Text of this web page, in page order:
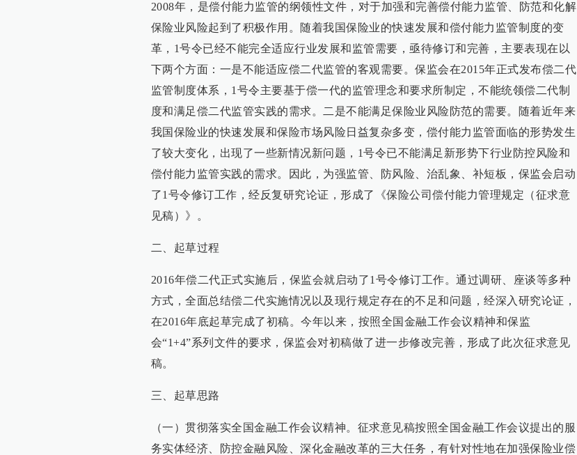
2008年，是偿付能力监管的纲领性文件，对于加强和完善偿付能力监管、防范和化解
保险业风险起到了积极作用。随着我国保险业的快速发展和偿付能力监管制度的变
革，1号令已经不能完全适应行业发展和监管需要，亟待修订和完善，主要表现在以
下两个方面：一是不能适应偿二代监管的客观需要。保监会在2015年正式发布偿二代
监管制度体系，1号令主要基于偿一代的监管理念和要求所制定，不能统领偿二代制
度和满足偿二代监管实践的需求。二是不能满足保险业风险防范的需要。随着近年来
我国保险业的快速发展和保险市场风险日益复杂多变，偿付能力监管面临的形势发生
了较大变化，出现了一些新情况新问题，1号令已不能满足新形势下行业防控风险和
偿付能力监管实践的需求。因此，为强监管、防风险、治乱象、补短板，保监会启动
了1号令修订工作，经反复研究论证，形成了《保险公司偿付能力管理规定（征求意
见稿）》。
二、起草过程
2016年偿二代正式实施后，保监会就启动了1号令修订工作。通过调研、座谈等多种
方式，全面总结偿二代实施情况以及现行规定存在的不足和问题，经深入研究论证，
在2016年底起草完成了初稿。今年以来，按照全国金融工作会议精神和保监
会“1+4”系列文件的要求，保监会对初稿做了进一步修改完善，形成了此次征求意见
稿。
三、起草思路
（一）贯彻落实全国金融工作会议精神。征求意见稿按照全国金融工作会议提出的服
务实体经济、防控金融风险、深化金融改革的三大任务，有针对性地在加强保险业偿